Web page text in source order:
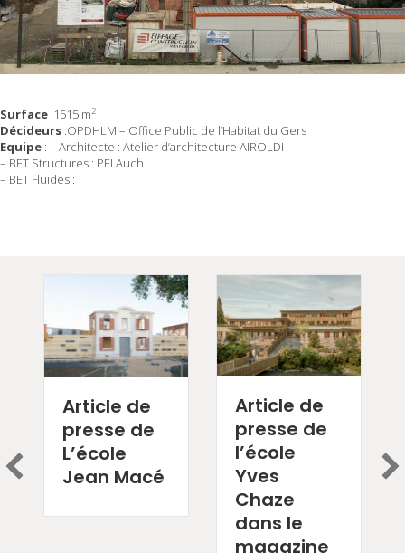
Surface :1515 m2
Décideurs :OPDHLM – Office Public de l’Habitat du Gers
Equipe : – Architecte : Atelier d’architecture AIROLDI
– BET Structures : PEI Auch
– BET Fluides :
Article de
presse de
L’école
Jean Macé
Article de
presse de
l’école
Yves
Chaze
dans le
magazine